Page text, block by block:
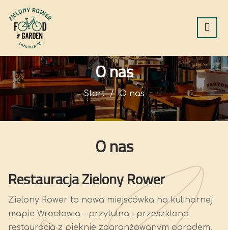
O nas
Start O nas
O nas
Restauracja Zielony Rower
Zielony Rower to nowa miejscówka na kulinarnej
mapie Wrocławia - przytulna i przeszklona
restauracja z pięknie zaaranżowanym ogrodem.